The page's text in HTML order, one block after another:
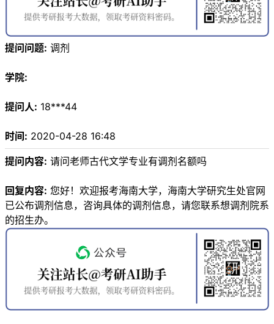
提问问题: 调剂
学院:
提问人: 18***44
时间: 2020-04-28 16:48
提问内容: 请问老师古代文学专业有调剂名额吗
回复内容: 您好！欢迎报考海南大学，海南大学研究生处官网
已公布调剂信息，咨询具体的调剂信息，请您联系想调剂院系
的招生办。